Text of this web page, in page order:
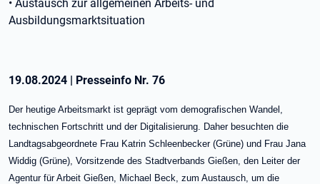
• Austausch zur allgemeinen Arbeits- und
Ausbildungsmarktsituation
19.08.2024 | Presseinfo Nr. 76
Der heutige Arbeitsmarkt ist geprägt vom demografischen Wandel,
technischen Fortschritt und der Digitalisierung. Daher besuchten die
Landtagsabgeordnete Frau Katrin Schleenbecker (Grüne) und Frau Jana
Widdig (Grüne), Vorsitzende des Stadtverbands Gießen, den Leiter der
Agentur für Arbeit Gießen, Michael Beck, zum Austausch, um die